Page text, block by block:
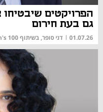
הפרויקטים
גם בעת חירום
01.07.26
| דני סופר, בשיתוף Dun's 100